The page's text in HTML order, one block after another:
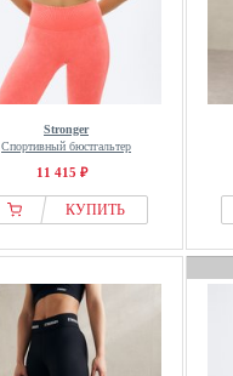
Stronger
Спортивный бюстгальтер
11 415 ₽
КУПИТЬ